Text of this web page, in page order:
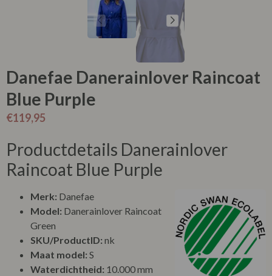
Danefae Danerainlover Raincoat
Blue Purple
€119,95
Productdetails Danerainlover
Raincoat Blue Purple
Merk: Danefae
Model: Danerainlover Raincoat
Green
SKU/ProductID: nk
Maat model: S
Waterdichtheid: 10.000 mm